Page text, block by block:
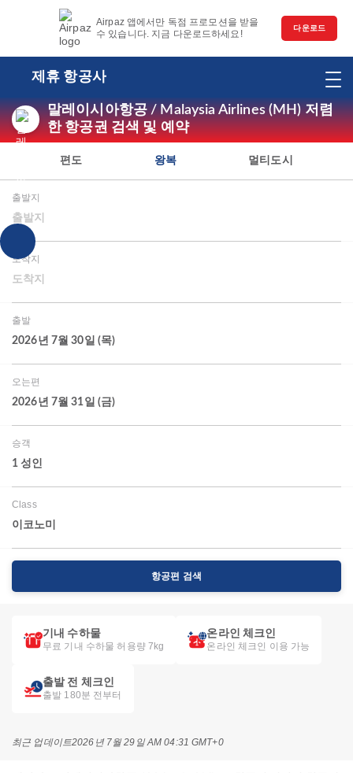
Airpaz 앱에서만 독점 프로모션을 받을
수 있습니다. 지금 다운로드하세요!
다운로드
제휴 항공사
말레이시아항공 / Malaysia Airlines (MH) 저렴
한 항공권 검색 및 예약
편도 왕복 멀티도시
출발지
출발지
도착지
도착지
출발
2026년 7월 30일 (목)
오는편
2026년 7월 31일 (금)
승객
1 성인
Class
이코노미
항공편 검색
기내 수하물
무료 기내 수하물 허용량 7kg
온라인 체크인
온라인 체크인 이용 가능
출발 전 체크인
출발 180분 전부터
최근 업데이트2026년 7월 29일 AM 04:31 GMT+0